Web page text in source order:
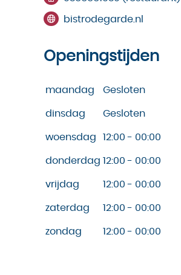
bistrodegarde.nl
Openingstijden
maandag Gesloten
dinsdag Gesloten
woensdag 12:00 - 00:00
donderdag 12:00 - 00:00
vrijdag 12:00 - 00:00
zaterdag 12:00 - 00:00
zondag 12:00 - 00:00